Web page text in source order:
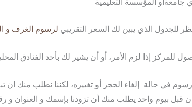
للجدول الذي يبين لك السعر التقريبي لرسوم الغرف و
للمركز إذا لزم الأمر، أو أن يشير لك بأحد الفنادق
في حالة إلغاء الحجز أو تغييره، لكننا نطلب منك ان
قبل بيوم واحد يطلب منك أن تزودنا بإسمك و العنوان و